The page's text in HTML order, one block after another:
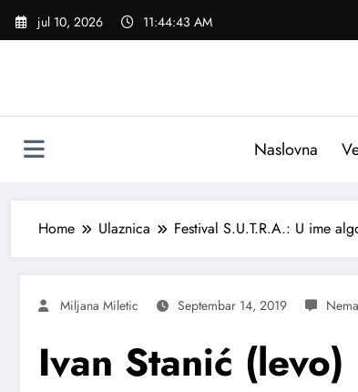
Skoči
jul 10, 2026 11:44:44 AM
Naslovna
Home Ulaznica Festival S.U.T.R.A.: U ime
Miljana Miletic Septembar 14, 2019
Ivan Stanić (levo)